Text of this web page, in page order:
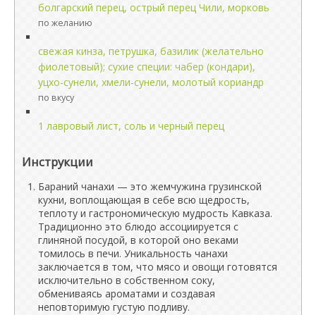
болгарский перец, острый перец Чили, морковь
по желанию
свежая кинза, петрушка, базилик (желательно
фиолетовый); сухие специи: чабер (кондари),
уцхо-сунели, хмели-сунели, молотый кориандр
по вкусу
1 лавровый лист, соль и черный перец
Инструкции
Бараний чанахи — это жемчужина грузинской
кухни, воплощающая в себе всю щедрость,
теплоту и гастрономическую мудрость Кавказа.
Традиционно это блюдо ассоциируется с
глиняной посудой, в которой оно веками
томилось в печи. Уникальность чанахи
заключается в том, что мясо и овощи готовятся
исключительно в собственном соку,
обмениваясь ароматами и создавая
неповторимую густую подливу.